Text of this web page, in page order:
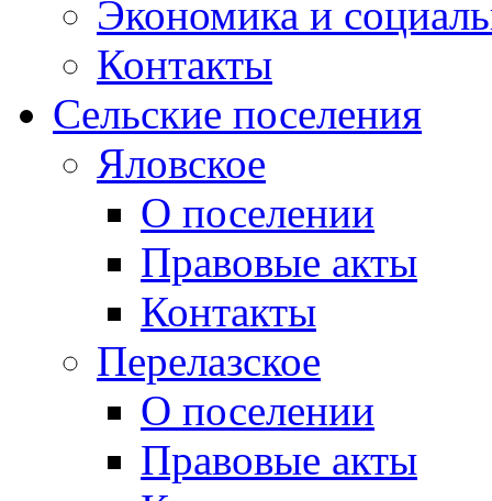
Экономика и
Контакты
Сельские поселения
Яловское
О поселении
Правовые акты
Контакты
Перелазское
О поселении
Правовые акты